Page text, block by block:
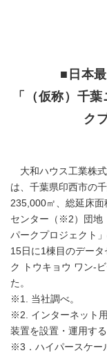
■日本
「（仮称）千
ク
大和ハウス工業株式
は、千葉県印西市の
235,000㎡、総延床
センター（※2）団地
パークプロジェクト
15日に1棟目のデー
ク トウキョウ ワン‐
た。
※1. 当社調べ。
※2. インターネット
装置を設置・運用す
※3．ハイパースケー